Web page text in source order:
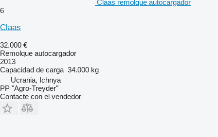
Claas remolque autocargador
6
Claas
32.000 €
Remolque autocargador
2013
Capacidad de carga 34.000 kg
Ucrania, Ichnya
PP "Agro-Treyder"
Contacte con el vendedor